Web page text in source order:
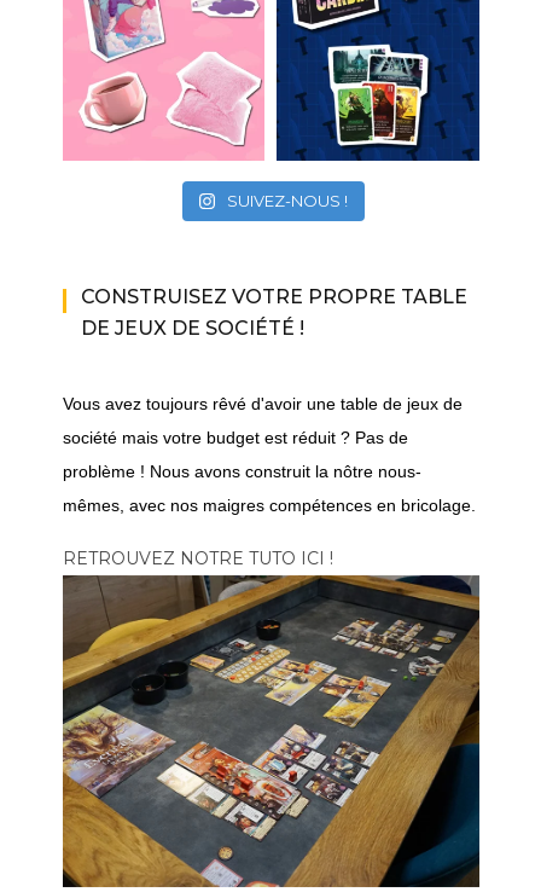
SUIVEZ-NOUS !
CONSTRUISEZ VOTRE PROPRE TABLE
DE JEUX DE SOCIÉTÉ !
Vous avez toujours rêvé d'avoir une table de jeux de
société mais votre budget est réduit ? Pas de
problème ! Nous avons construit la nôtre nous-
mêmes, avec nos maigres compétences en bricolage.
RETROUVEZ NOTRE TUTO ICI !